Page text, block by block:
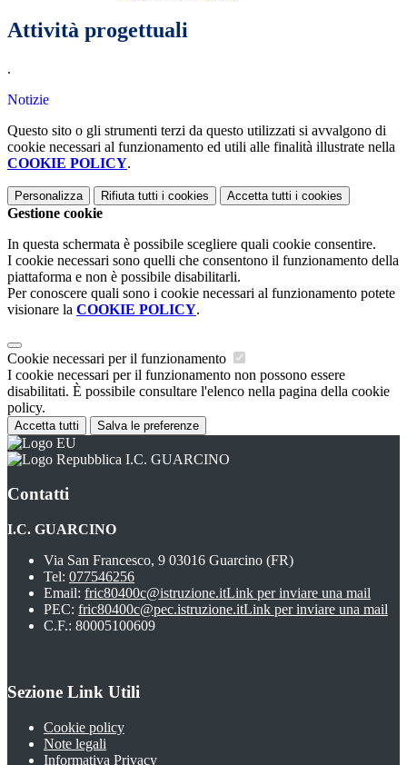
Attività progettuali
.
Notizie
Questo sito o gli strumenti terzi da questo utilizzati si avvalgono di
cookie necessari al funzionamento ed utili alle finalità illustrate nella
COOKIE POLICY.
Personalizza Rifiuta tutti i cookies Accetta tutti i cookies
Gestione cookie
In questa schermata è possibile scegliere quali cookie consentire.
I cookie necessari sono quelli che consentono il funzionamento della
piattaforma e non è possibile disabilitarli.
Per conoscere quali sono i cookie necessari al funzionamento potete
visionare la COOKIE POLICY.
Cookie necessari per il funzionamento
I cookie necessari per il funzionamento non possono essere
disabilitati. È possibile consultare l'elenco nella pagina della cookie
policy.
Accetta tutti Salva le preferenze
I.C. GUARCINO
Contatti
I.C. GUARCINO
Via San Francesco, 9 03016 Guarcino (FR)
Tel: 077546256
Email: fric80400c@istruzione.itLink per inviare una mail
PEC: fric80400c@pec.istruzione.itLink per inviare una mail
C.F.: 80005100609
Sezione Link Utili
Cookie policy
Note legali
Informativa Privacy